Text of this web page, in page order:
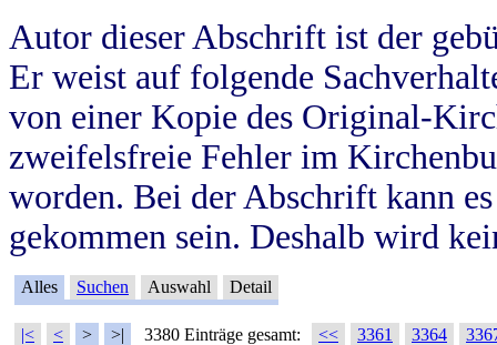
Autor dieser Abschrift ist der
Er weist auf folgende
von einer Kopie des Original-
zweifelsfreie Fehler im
worden. Bei der Abschrift kann
gekommen sein. Deshalb wird
Alles Suchen Auswahl Detail
|< < > >| 3380 Einträge gesamt: << 3361 3364